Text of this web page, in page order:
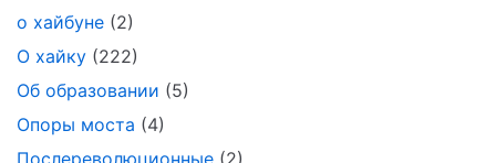
о хайбуне (2)
О хайку (222)
Об образовании (5)
Опоры моста (4)
Послереволюционные (2)